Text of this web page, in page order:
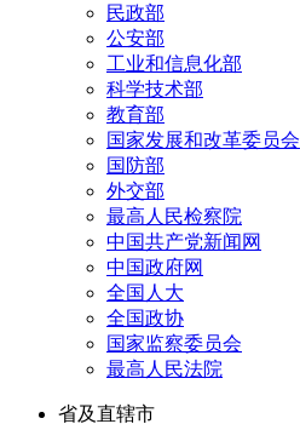
民政部
公安部
工业和信息化部
科学技术部
教育部
国家发展和改革委员会
国防部
外交部
最高人民检察院
中国共产党新闻网
中国政府网
全国人大
全国政协
国家监察委员会
最高人民法院
省及直辖市